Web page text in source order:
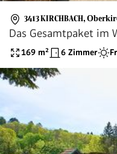
3413 KIRCHBACH,
Das Gesamtpaket im
169 m² 6 Zimmer